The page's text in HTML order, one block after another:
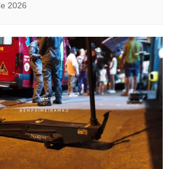
2026